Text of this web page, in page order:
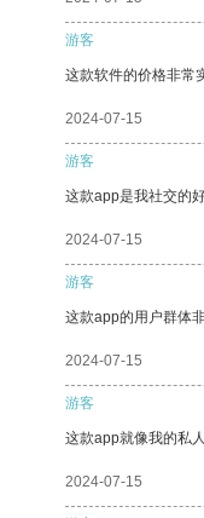
游客
这款软件的价格非常
2024-07-15
游客
这款app是我社交的
2024-07-15
游客
这款app的用户群体
2024-07-15
游客
这款app就像我的私
2024-07-15